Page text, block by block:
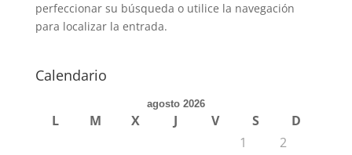
perfeccionar su búsqueda o utilice la navegación
para localizar la entrada.
Calendario
agosto 2026
L M X J V S
D
1
2